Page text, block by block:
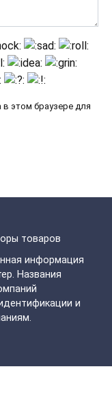
в этом браузере для
товаров
информация
Названия
и